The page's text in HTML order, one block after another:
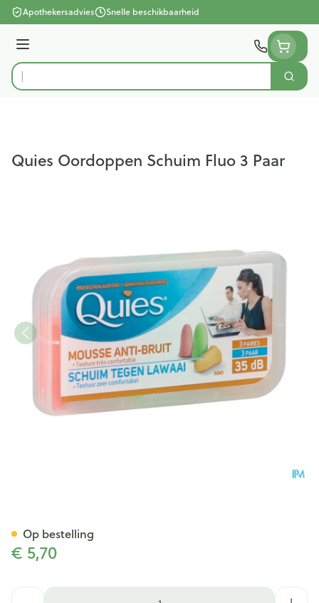
Ga naar de inhoud
Apothekersadvies Snelle beschikbaarheid
Menu
Product, merk, categorie... Zoek
Quies Oordoppen Schuim Fluo 3 Paar
€ 5,70
Op bestelling